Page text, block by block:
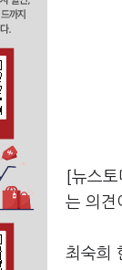
[뉴스
는 의견
최숙희